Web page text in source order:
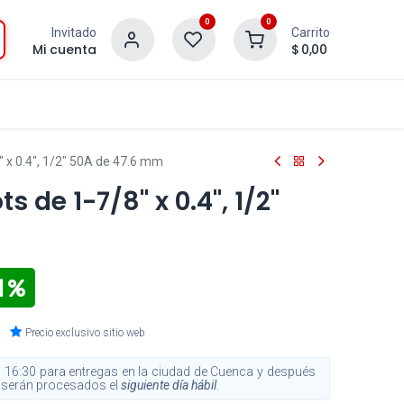
Invitado
Mi cuenta
0 0
Carrito
$ 0,00
0.4", 1/2" 50A de 47.6 mm
de 1-7/8" x 0.4", 1/2"
Precio exclusivo sitio web
para entregas en la ciudad de Cuenca y después
serán procesados elsiguiente día hábil.